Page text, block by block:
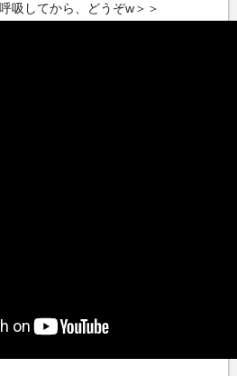
吸してから、どうぞw＞＞